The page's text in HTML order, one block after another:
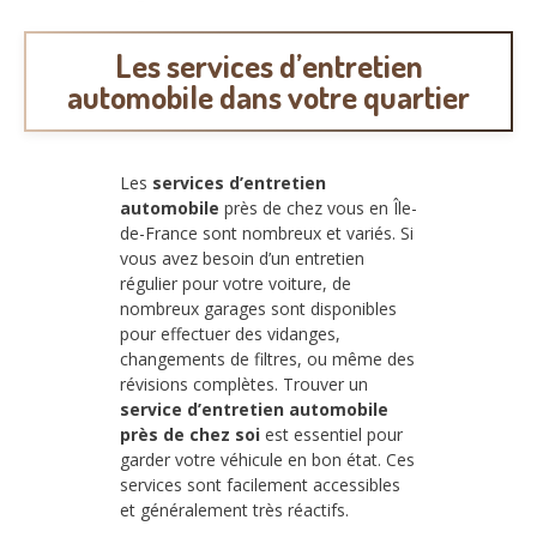
Les services d’entretien
automobile dans votre quartier
Les services d’entretien
automobile près de chez vous en Île-
de-France sont nombreux et variés. Si
vous avez besoin d’un entretien
régulier pour votre voiture, de
nombreux garages sont disponibles
pour effectuer des vidanges,
changements de filtres, ou même des
révisions complètes. Trouver un
service d’entretien automobile
près de chez soi est essentiel pour
garder votre véhicule en bon état. Ces
services sont facilement accessibles
et généralement très réactifs.